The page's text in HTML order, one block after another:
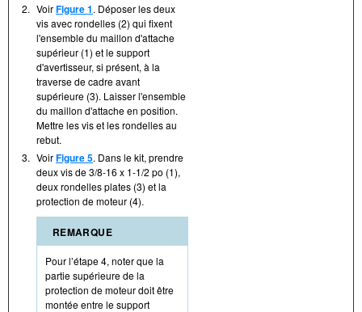
2. VoirFigure 1. Déposer les deux
vis avec rondelles (2) qui fixent
l'ensemble du maillon d'attache
supérieur (1) et le support
d'avertisseur, si présent, à la
traverse de cadre avant
supérieure (3). Laisser l'ensemble
du maillon d'attache en position.
Mettre les vis et les rondelles au
rebut.
3. VoirFigure 5. Dans le kit, prendre
deux vis de 3/8-16 x 1-1/2 po (1),
deux rondelles plates (3) et la
protection de moteur (4).
REMARQUE
Pour l’étape 4, noter que la
partie supérieure de la
protection de moteur doit être
montée entre le support